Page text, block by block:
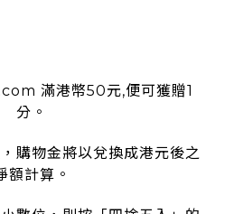
滿港幣50元,便可獲贈1
分。
購物金將以兌換成港元後之
額計算。